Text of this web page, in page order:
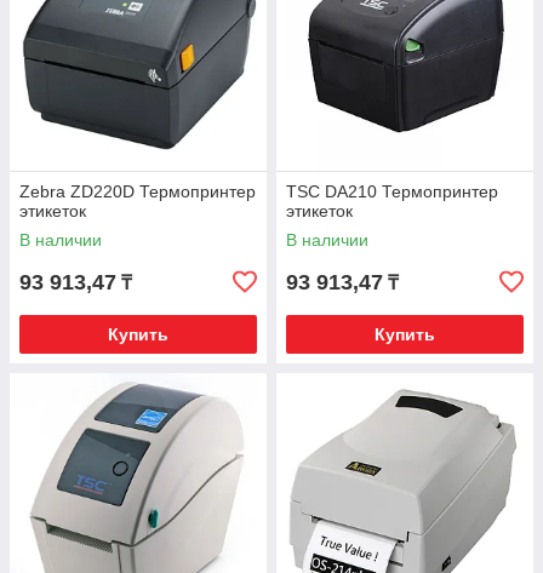
Zebra ZD220D Термопринтер
этикеток
В наличии
93 913,47 ₸
Купить
TSC DA210 Термопринтер
этикеток
В наличии
93 913,47 ₸
Купить